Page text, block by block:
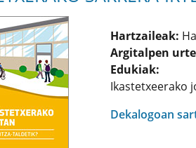
Hartzaileak:
Argitalpen
Edukiak:
Ikastetxeerako
Dekalogoan